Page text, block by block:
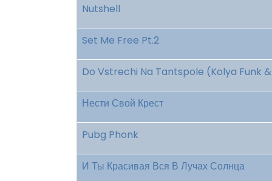
Nutshell
Set Me Free Pt.2
Do Vstrechi Na Tantspole (Kolya Funk
Нести Свой Крест
Pubg Phonk
И Ты Красивая Вся В Лучах Солнца